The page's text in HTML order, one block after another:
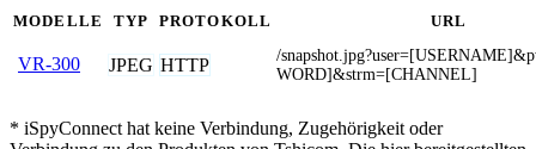
MODELLE TYP PROTOKOLL URL
VR-300 JPEG HTTP
/
WORD]&strm=[CHANNEL]
* iSpyConnect hat keine Verbindung, Zugehörigkeit oder